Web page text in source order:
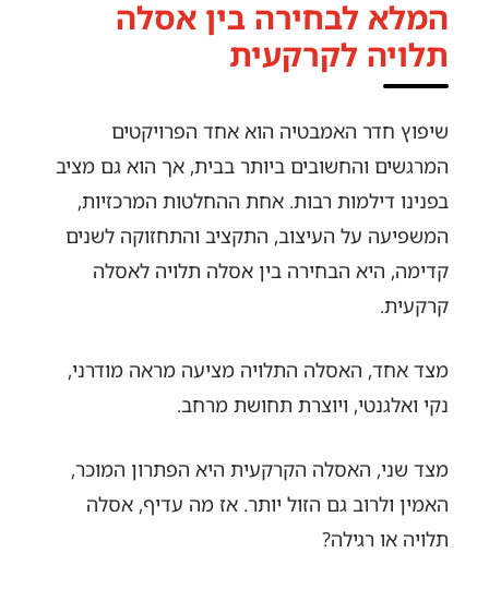
המלא לבחירה בין אסלה
תלויה לקרקעית
שיפוץ חדר האמבטיה הוא אחד הפרויקטים
המרגשים והחשובים ביותר בבית, אך הוא גם מציב
בפנינו דילמות רבות. אחת ההחלטות המרכזיות,
המשפיעה על העיצוב, התקציב והתחזוקה לשנים
קדימה, היא הבחירה בין אסלה תלויה לאסלה
קרקעית.
מצד אחד, האסלה התלויה מציעה מראה מודרני,
נקי ואלגנטי, ויוצרת תחושת מרחב.
מצד שני, האסלה הקרקעית היא הפתרון המוכר,
האמין ולרוב גם הזול יותר. אז מה עדיף, אסלה
תלויה או רגילה?